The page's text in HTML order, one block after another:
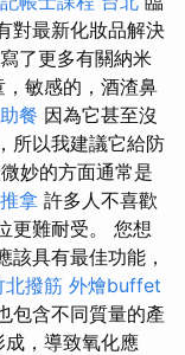
對最新化妝品解決
了更多有關納米
，敏感的，酒渣鼻
餐 因為它甚至沒
所以我建議它給防
妙的方面通常是
拿 許多人不喜歡
更難耐受。 您想
該具有最佳功能，
北撥筋 外燴buffet
包含不同質量的產
，導致氧化應